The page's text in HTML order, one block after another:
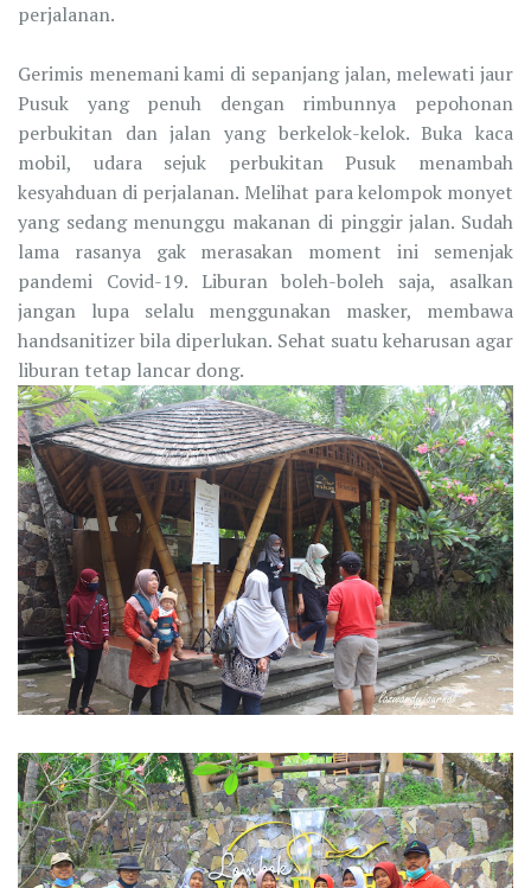
perjalanan.
Gerimis menemani kami di sepanjang jalan, melewati jaur
Pusuk yang penuh dengan rimbunnya pepohonan
perbukitan dan jalan yang berkelok-kelok. Buka kaca
mobil, udara sejuk perbukitan Pusuk menambah
kesyahduan di perjalanan. Melihat para kelompok monyet
yang sedang menunggu makanan di pinggir jalan. Sudah
lama rasanya gak merasakan moment ini semenjak
pandemi Covid-19. Liburan boleh-boleh saja, asalkan
jangan lupa selalu menggunakan masker, membawa
handsanitizer bila diperlukan. Sehat suatu keharusan agar
liburan tetap lancar dong.